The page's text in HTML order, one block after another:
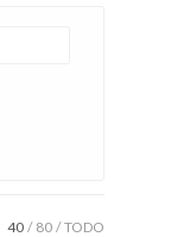
40 80 TODO